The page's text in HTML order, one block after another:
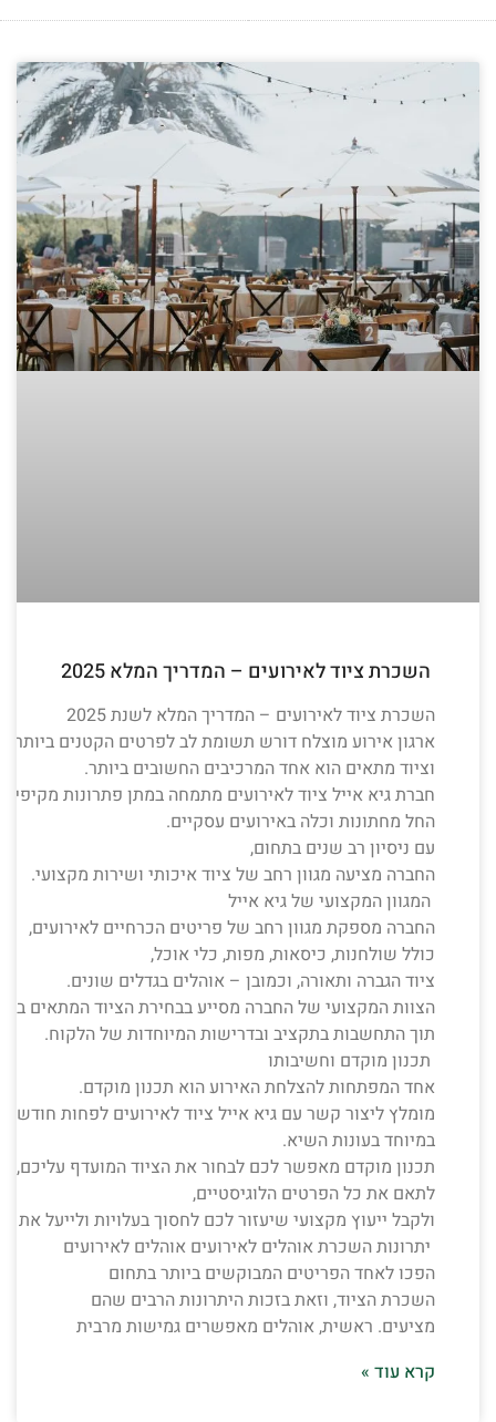
השכרת ציוד לאירועים – המדריך המלא 2025
ארגון אירוע מוצלח דורש תשומת לב לפרטים הקטנים ביותר,
וציוד מתאים הוא אחד המרכיבים החשובים ביותר.
חברת גיא אייל ציוד לאירועים מתמחה במתן פתרונות מקיפים
החל מחתונות וכלה באירועים עסקיים.
עם ניסיון רב שנים בתחום,
החברה מציעה מגוון רחב של ציוד איכותי ושירות מקצועי.
המגוון המקצועי של גיא אייל
החברה מספקת מגוון רחב של פריטים הכרחיים לאירועים,
כולל שולחנות, כיסאות, מפות, כלי אוכל,
ציוד הגברה ותאורה, וכמובן – אוהלים בגדלים שונים.
הצוות המקצועי של החברה מסייע בבחירת הציוד המתאים
תוך התחשבות בתקציב ובדרישות המיוחדות של הלקוח.
תכנון מוקדם וחשיבותו
אחד המפתחות להצלחת האירוע הוא תכנון מוקדם.
מומלץ ליצור קשר עם גיא אייל ציוד לאירועים לפחות
במיוחד בעונות השיא.
תכנון מוקדם מאפשר לכם לבחור את הציוד המועדף עליכם,
לתאם את כל הפרטים הלוגיסטיים,
ולקבל ייעוץ מקצועי שיעזור לכם לחסוך בעלויות ולייעל את
יתרונות השכרת אוהלים לאירועים אוהלים לאירועים
הפכו לאחד הפריטים המבוקשים ביותר בתחום
השכרת הציוד, וזאת בזכות היתרונות הרבים שהם
מציעים. ראשית, אוהלים מאפשרים גמישות מרבית
קרא עוד »